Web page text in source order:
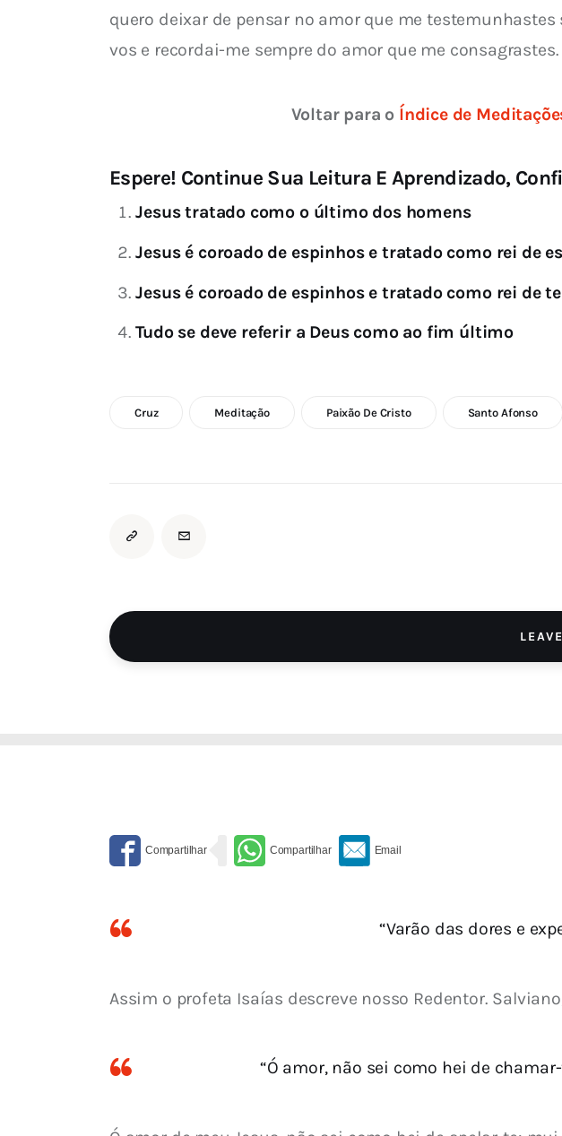
quero deixar de pensar no amor que me
vos e recordai-me sempre do amor que me consagrastes.
Voltar para o Índice de
Espere! Continue Sua Leitura E Aprendizado,
Jesus tratado como o último dos homens
Jesus é coroado de espinhos e tratado como rei de
Jesus é coroado de espinhos e tratado como rei de
Tudo se deve referir a Deus como ao fim último
Cruz Meditação Paixão De Cristo Santo Afonso
“Varão das dores e
Assim o profeta Isaías descreve nosso Redentor.
“Ó amor, não sei como hei de